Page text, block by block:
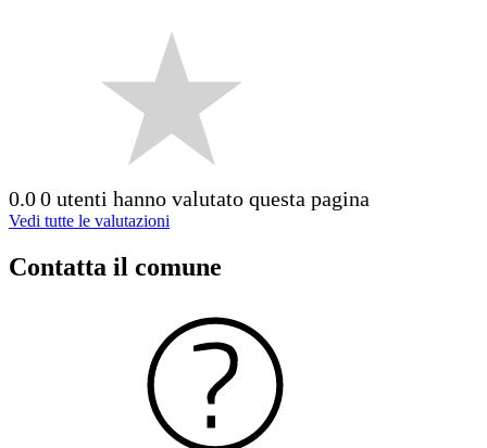
0.00 utenti hanno valutato questa pagina
Vedi tutte le valutazioni
Contatta il comune